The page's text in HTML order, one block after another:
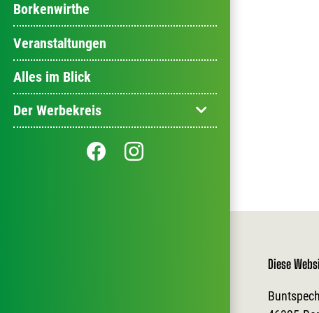
Borkenwirthe
Veranstaltungen
Alles im Blick
Der Werbekreis
Diese